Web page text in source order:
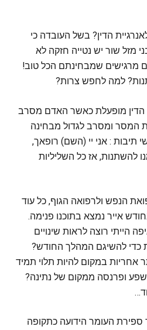
הדין? בשל העובדה כי
מזל שור יש נטייה חזקה לא
מרגישים שמבחינתם הכל טוב!
למה לחפש צרות?
הדין מופעלת כאשר האדם מסרב
המסר ומסרב לגדול מבחינה
תיבות : אני יי (השם) רופאך,
להשתנות, אז כל השליליות
הנפש ולרפואה הגוף, כל עוד
אייר נמצא בתוכנו פנימה.
הייתי רוצה לראות שינויים
כדי להשיגם המהלך החודש?
אחריות במקום להיות תלוי תמיד
ופרנסה ממקום של נתינה?
ספירת העומר הידועה כתקופה